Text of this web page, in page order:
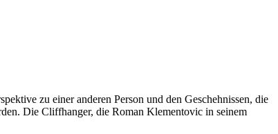
zu einer anderen Person und den Geschehnissen, die
Die Cliffhanger, die Roman Klementovic in seinem